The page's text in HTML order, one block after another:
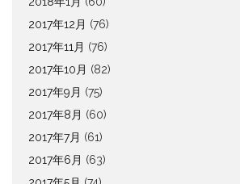
2017年12月 (76)
2017年11月 (76)
2017年10月 (82)
2017年9月 (75)
2017年8月 (60)
2017年7月 (61)
2017年6月 (63)